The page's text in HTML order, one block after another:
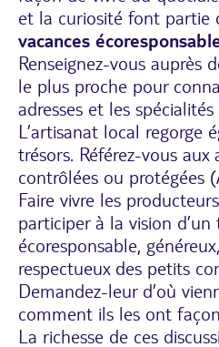
et la curiosité font partie
vacances
Renseignez-vous auprès
le plus proche pour
adresses et les
L’artisanat local regorge
trésors. Référez-vous aux
contrôlées ou protégées
Faire vivre les
participer à la vision
écoresponsable,
respectueux des petits
Demandez-leur d’où
comment ils les ont
La richesse de ces